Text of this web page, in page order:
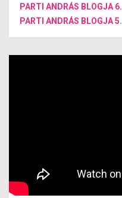
PARTI ANDRÁS BLOGJA 6.
PARTI ANDRÁS BLOGJA 5.